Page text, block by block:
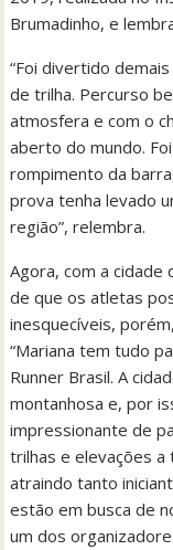
Brumadinho, e
“Foi divertido
de trilha. Percurso
atmosfera e com o
aberto do mundo.
rompimento da
prova tenha levado
região”, relembra.
Agora, com a cidade
de que os atletas
inesquecíveis,
“Mariana tem tudo
Runner Brasil. A
montanhosa e, por
impressionante de
trilhas e elevações
atraindo tanto
estão em busca de
um dos